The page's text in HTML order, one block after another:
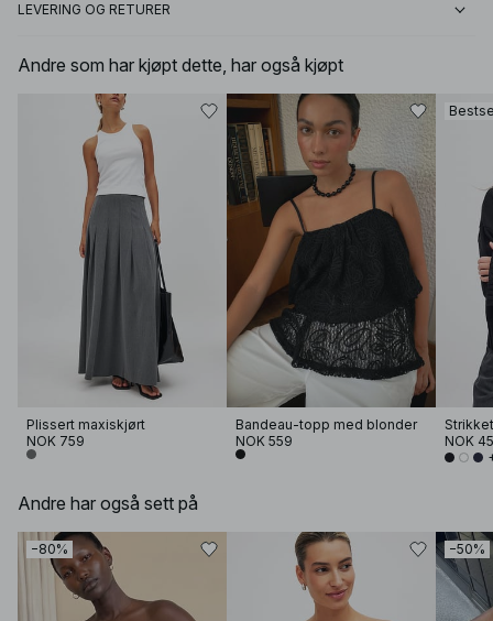
LEVERING OG RETURER
Andre som har kjøpt dette, har også kjøpt
Plissert maxiskjørt
NOK 759
Bandeau-topp med blonder
NOK 559
NOK
Andre har også sett på
−80% −50%